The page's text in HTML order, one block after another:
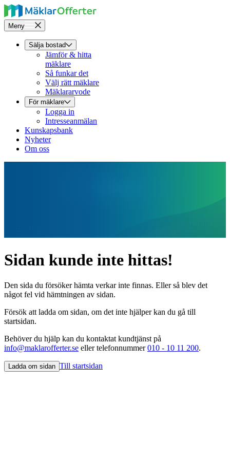
Meny
Sälja bostad
Jämför & hitta
mäklare
Så funkar det
Välj rätt mäklare
Mäklararvode
För mäklare
Logga in
Intresseanmälan
Kunskapsbank
Nyheter
Om oss
Sidan kunde inte hittas!
Den sida du försöker hämta verkar inte finnas. Eller så blev det
något fel vid hämtningen av sidan.
Försök att ladda om sidan, om det inte hjälper kan du gå till
startsidan.
Behöver du hjälp kan du kontaktat kundtjänst på
info@maklarofferter.se eller telefonnummer010 - 10 11 200.
Ladda om sidan Till startsidan